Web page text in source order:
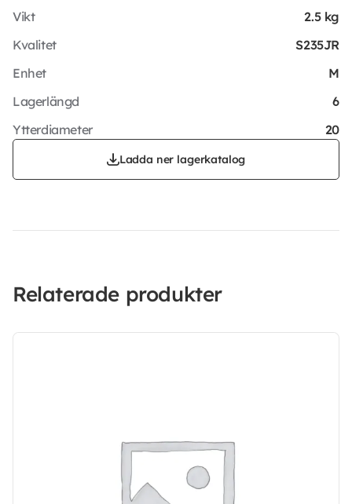
Vikt
2.5 kg
Kvalitet
S235JR
Enhet
M
Lagerlängd
6
Ytterdiameter
20
Ladda ner lagerkatalog
Relaterade produkter